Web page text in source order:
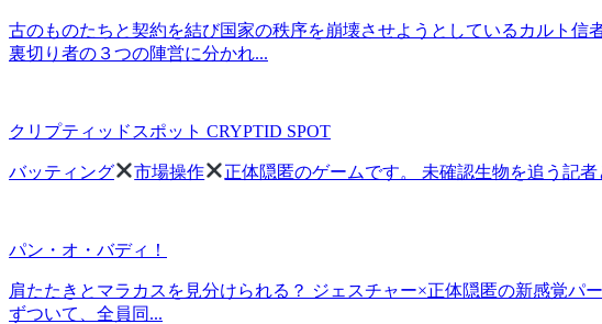
古のものたちと契約を結び国家の秩序を崩壊させようとしているカルト信
裏切り者の３つの陣営に分かれ...
クリプティッドスポット CRYPTID SPOT
バッティング 市場操作 正体隠匿のゲームです。 未確認生物を追う記
パン・オ・バディ！
肩たたきとマラカスを見分けられる？ ジェスチャー×正体隠匿の新感覚
ずついて、全員同...